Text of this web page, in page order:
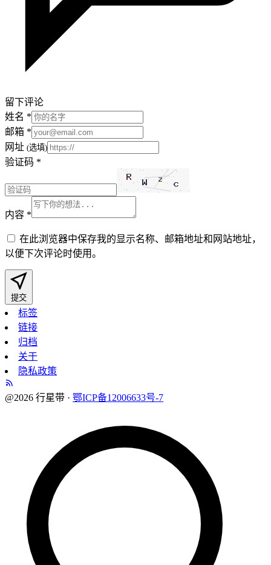
留下评论
姓名 *
邮箱 *
网址 (选填)
验证码 *
内容 *
在此浏览器中保存我的显示名称、邮箱地址和网站地址，
以便下次评论时使用。
提交
标签
链接
归档
关于
隐私政策
@2026 行星带 · 鄂ICP备12006633号-7